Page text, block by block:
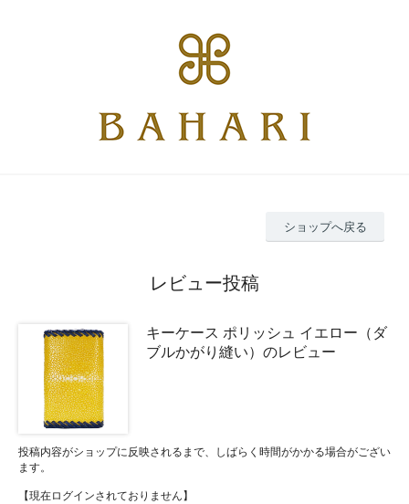
ショップへ戻る
レビュー投稿
キーケース ポリッシュ イエロー（ダ
ブルかがり縫い）のレビュー
投稿内容がショップに反映されるまで、しばらく時間がかかる場合がござい
ます。
【現在ログインされておりません】